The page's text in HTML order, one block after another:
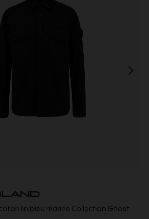
lin bleu marine Collection Ghost